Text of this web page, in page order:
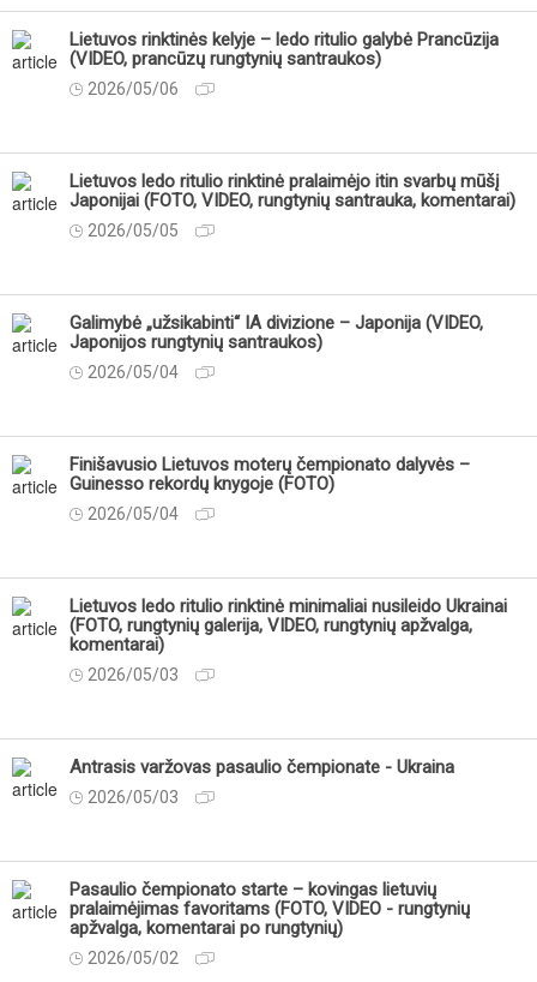
Lietuvos rinktinės kelyje – ledo ritulio galybė Prancūzija
(VIDEO, prancūzų rungtynių santraukos)
2026/05/06
Lietuvos ledo ritulio rinktinė pralaimėjo itin svarbų mūšį
Japonijai (FOTO, VIDEO, rungtynių santrauka, komentarai)
2026/05/05
Galimybė „užsikabinti“ IA divizione – Japonija (VIDEO,
Japonijos rungtynių santraukos)
2026/05/04
Finišavusio Lietuvos moterų čempionato dalyvės –
Guinesso rekordų knygoje (FOTO)
2026/05/04
Lietuvos ledo ritulio rinktinė minimaliai nusileido Ukrainai
(FOTO, rungtynių galerija, VIDEO, rungtynių apžvalga,
komentarai)
2026/05/03
Antrasis varžovas pasaulio čempionate - Ukraina
2026/05/03
Pasaulio čempionato starte – kovingas lietuvių
pralaimėjimas favoritams (FOTO, VIDEO - rungtynių
apžvalga, komentarai po rungtynių)
2026/05/02